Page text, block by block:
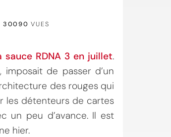
30090 VUES
sauce RDNA 3 en juillet.
de passer d’un
des rouges qui
les détenteurs de cartes
un peu d’avance. Il est
hier.